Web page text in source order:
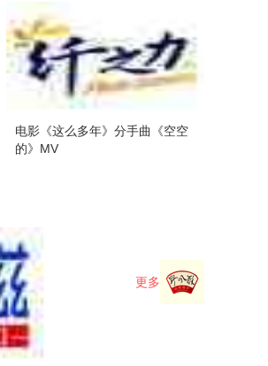
电影《这么多年》分手曲《空空
的》MV
更多